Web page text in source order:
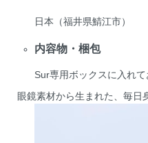
日本（福井県鯖江市）
内容物・梱包
Sur専用ボックスに入れ
眼鏡素材から生まれた、毎日